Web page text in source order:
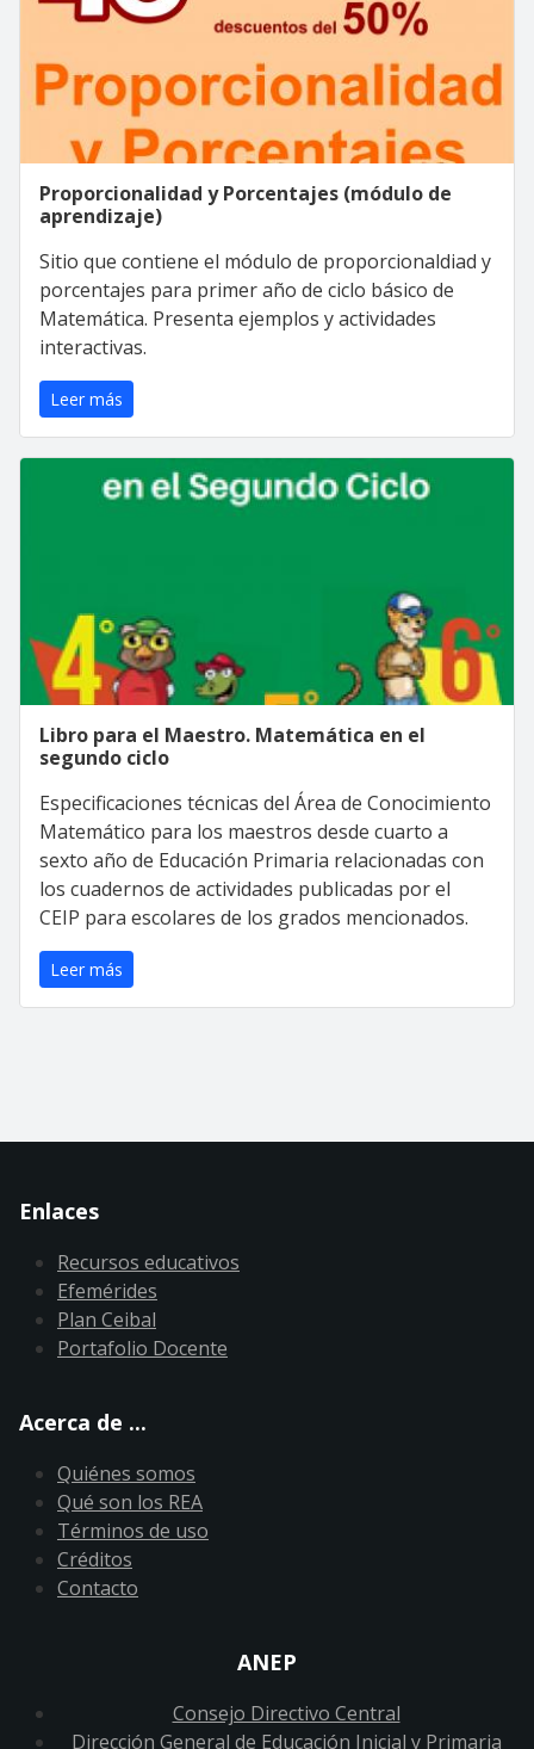
Proporcionalidad y Porcentajes (módulo de
aprendizaje)
Sitio que contiene el módulo de proporcionaldiad y
porcentajes para primer año de ciclo básico de
Matemática. Presenta ejemplos y actividades
interactivas.
Leer más
Libro para el Maestro. Matemática en el
segundo ciclo
Especificaciones técnicas del Área de Conocimiento
Matemático para los maestros desde cuarto a
sexto año de Educación Primaria relacionadas con
los cuadernos de actividades publicadas por el
CEIP para escolares de los grados mencionados.
Leer más
Enlaces
Recursos educativos
Efemérides
Plan Ceibal
Portafolio Docente
Acerca de ...
Quiénes somos
Qué son los REA
Términos de uso
Créditos
Contacto
ANEP
Consejo Directivo Central
Dirección General de Educación Inicial y Primaria